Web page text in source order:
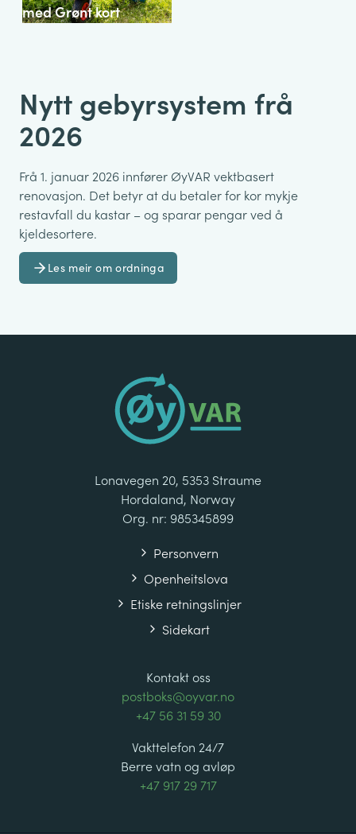
med Grønt kort
Nytt gebyrsystem frå
2026
Frå 1. januar 2026 innfører ØyVAR vektbasert
renovasjon. Det betyr at du betaler for kor mykje
restavfall du kastar – og sparar pengar ved å
kjeldesortere.
Les meir om ordninga
Lonavegen 20, 5353 Straume
Hordaland, Norway
Org. nr: 985345899
Personvern
Openheitslova
Etiske retningslinjer
Sidekart
Kontakt oss
postboks@oyvar.no
+47 56 31 59 30
Vakttelefon 24/7
Berre vatn og avløp
+47 917 29 717